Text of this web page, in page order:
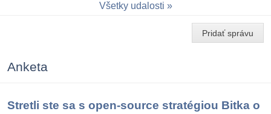
Všetky udalosti
Pridať správu
Anketa
Stretli ste sa s open-source stratégiou Bitka o